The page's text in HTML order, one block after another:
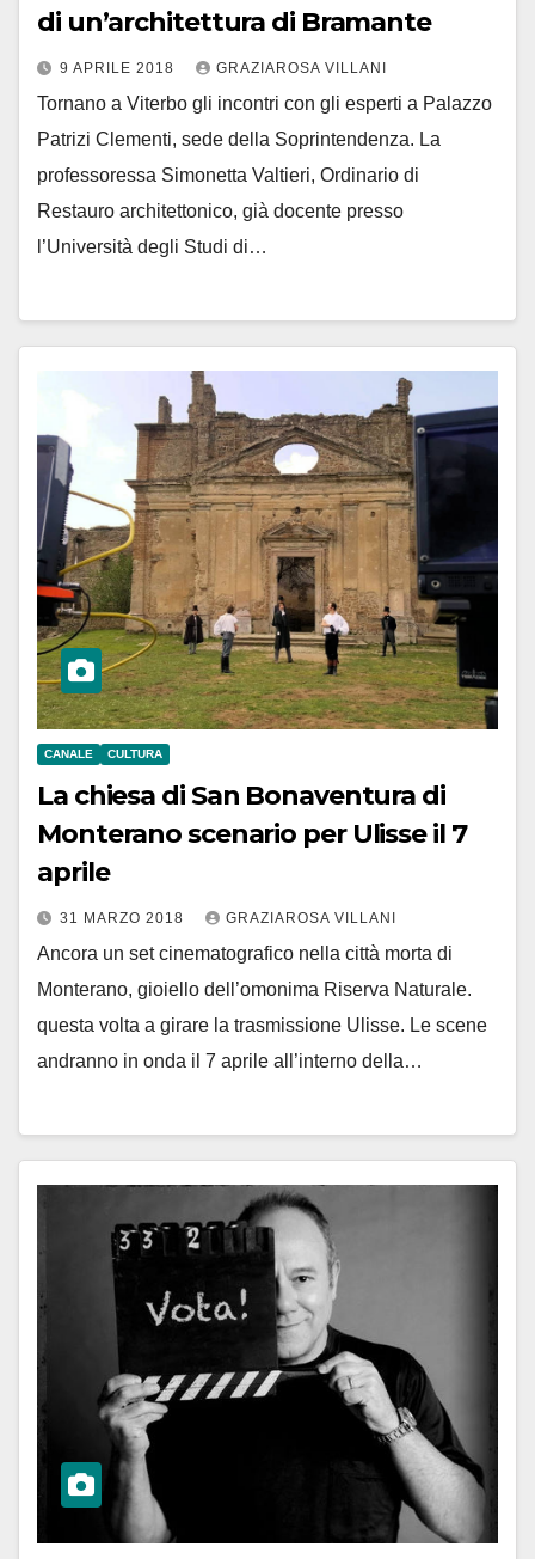
di un’architettura di Bramante
9 APRILE 2018 GRAZIAROSA VILLANI
Tornano a Viterbo gli incontri con gli esperti a Palazzo
Patrizi Clementi, sede della Soprintendenza. La
professoressa Simonetta Valtieri, Ordinario di
Restauro architettonico, già docente presso
l’Università degli Studi di…
CANALE CULTURA
La chiesa di San Bonaventura di
Monterano scenario per Ulisse il 7
aprile
31 MARZO 2018 GRAZIAROSA VILLANI
Ancora un set cinematografico nella città morta di
Monterano, gioiello dell’omonima Riserva Naturale.
questa volta a girare la trasmissione Ulisse. Le scene
andranno in onda il 7 aprile all’interno della…